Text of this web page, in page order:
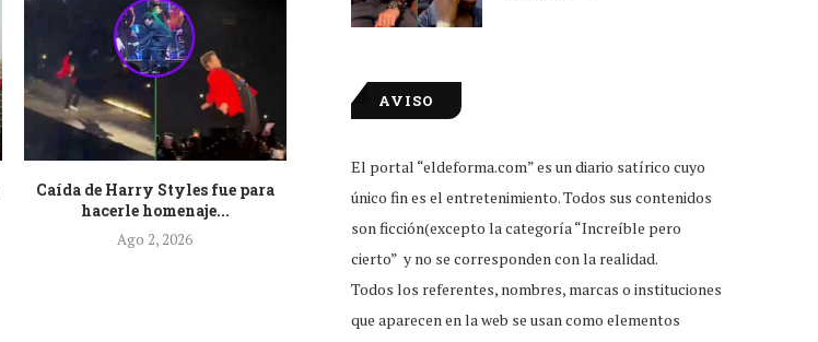
Caída de Harry Styles fue para
hacerle homenaje...
Ago 2, 2026
Estudiante que reprobó examen de
Jul 31, 2026
Little Caesars firma
AVISO
El portal “eldeforma.com” es un diario satírico cuyo
único fin es el entretenimiento. Todos sus contenidos
son ficción(excepto la categoría “Increíble pero
cierto” y no se corresponden con la realidad.
Todos los referentes, nombres, marcas o instituciones
que aparecen en la web se usan como elementos